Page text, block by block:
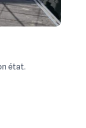
état.